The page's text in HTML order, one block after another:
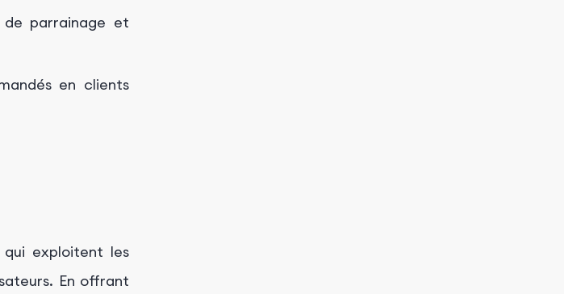
parrainage et
en clients
exploitent les
En offrant